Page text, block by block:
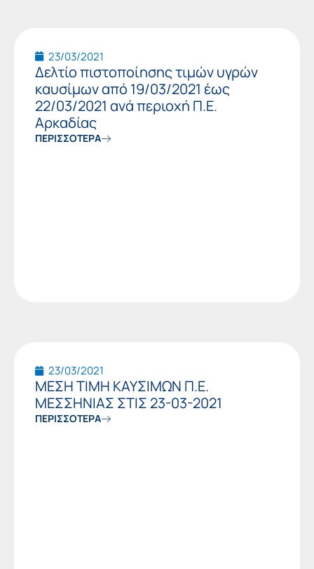
23/03/2021
Δελτίο πιστοποίησης τιμών υγρών
καυσίμων από 19/03/2021 έως
22/03/2021 ανά περιοχή Π.Ε.
Αρκαδίας
ΠΕΡΙΣΣΟΤΕΡΑ
23/03/2021
ΜΕΣΗ ΤΙΜΗ ΚΑΥΣΙΜΩΝ Π.Ε.
ΜΕΣΣΗΝΙΑΣ ΣΤΙΣ 23-03-2021
ΠΕΡΙΣΣΟΤΕΡΑ